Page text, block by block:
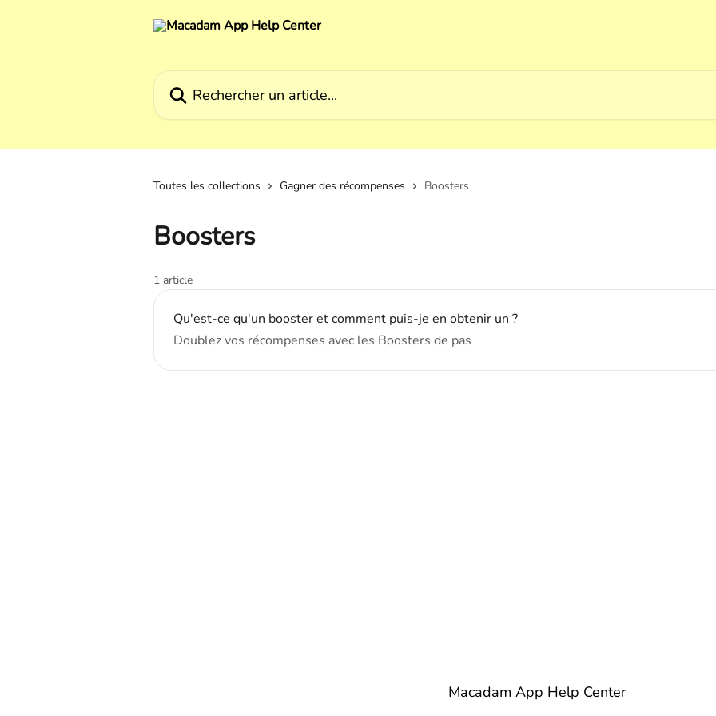
Toutes les collections Gagner des récompenses Boosters
Boosters
1 article
Qu'est-ce qu'un booster et comment puis-je en obtenir un ?
Doublez vos récompenses avec les Boosters de pas
Macadam App Help Center